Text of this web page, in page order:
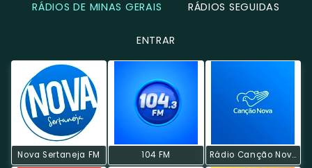
RÁDIOS DE MINAS GERAIS RÁDIOS SEGUIDAS
ENTRAR
Nova Sertaneja FM 104 FM Rádio Canção Nova